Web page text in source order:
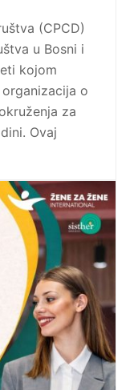
(CPCD)
u Bosni i
kojom
o
za
Ovaj